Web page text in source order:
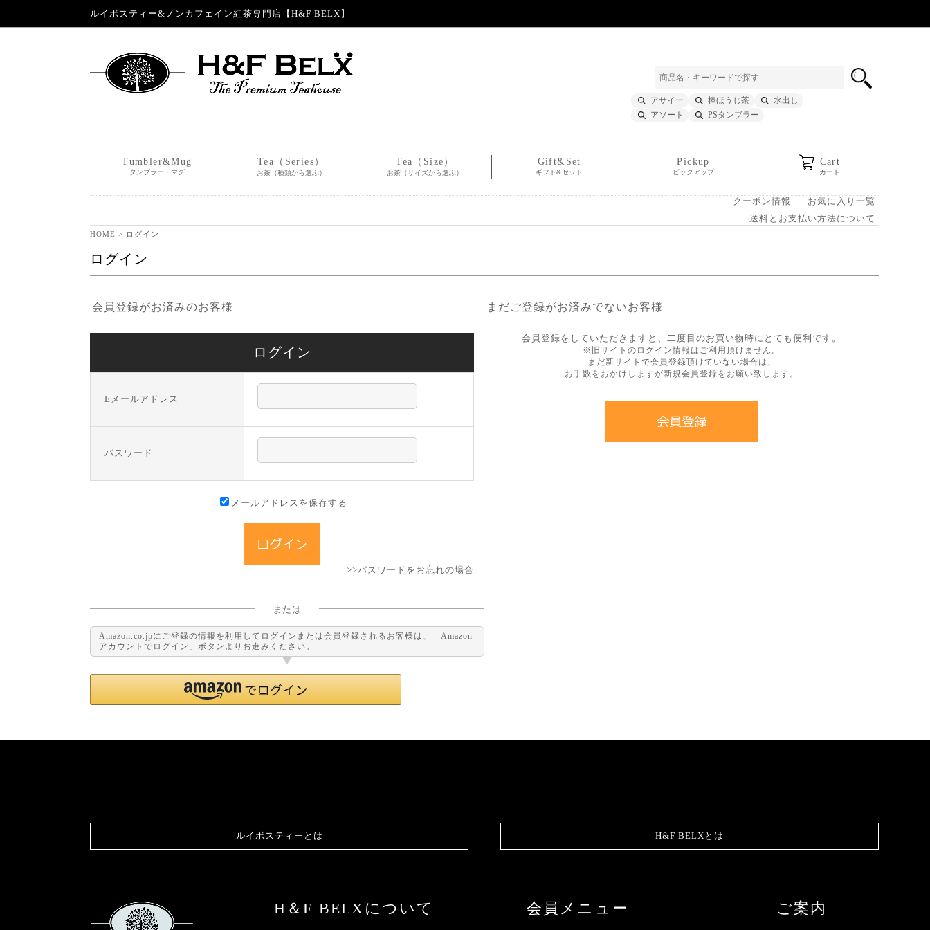
ルイボスティー&ノンカフェイン紅茶専門店【H&F BELX】
アサイー 棒ほうじ茶
水出し
アソート
PSタンブラー
Tumbler&Mug
タンブラー・マグ
Tea（Series）
お茶（種類から選ぶ）
Tea（Size）
お茶（サイズから選ぶ）
Gift&Set
ギフト&セット
Pickup
ピックアップ
Cart
カート
クーポン情報
お気に入り一覧
送料とお支払い方法について
HOME > ログイン
ログイン
会員登録がお済みのお客様
ログイン
Eメールアドレス
パスワード
メールアドレスを保存する
>>パスワードをお忘れの場合
または
Amazon.co.jpにご登録の情報を利用してログインまたは会員登録されるお客様は、「Amazon
アカウントでログイン」ボタンよりお進みください。
まだご登録がお済みでないお客様
会員登録をしていただきますと、二度目のお買い物時にとても便利です。
※旧サイトのログイン情報はご利用頂けません。
まだ新サイトで会員登録頂けていない場合は、
お手数をおかけしますが新規会員登録をお願い致します。
ルイボスティーとは H&F BELXとは
H＆F BELXについて 会員メニュー ご案内